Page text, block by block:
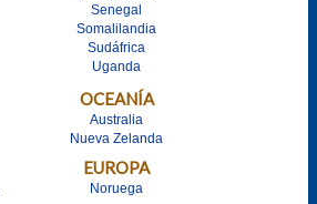
Senegal
Somalilandia
Sudáfrica
Uganda
OCEANÍA
Australia
Nueva Zelanda
EUROPA
Noruega